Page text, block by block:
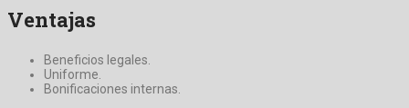
Ventajas
Beneficios legales.
Uniforme.
Bonificaciones internas.